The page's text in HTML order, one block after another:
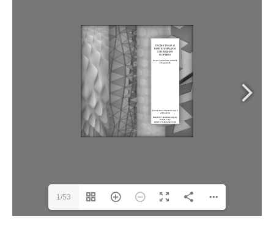
1/53